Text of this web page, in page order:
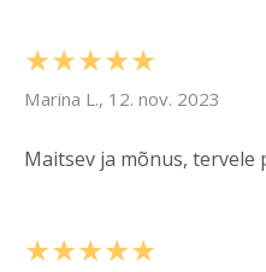
★★★★★
Marina L., 12. nov. 2023
Maitsev ja mõnus, tervele
★★★★★